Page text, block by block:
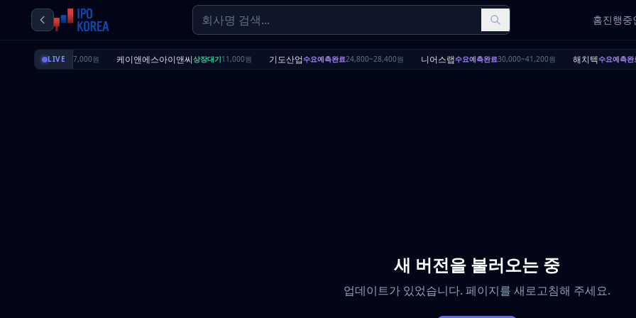
홈진행중
LIVE
딜리셔스상장대기 7,000원 케이앤에스아이앤씨상장대기11,000원 기도산업수요예측완료24,800~28,400원 니어스랩수요예측완료30,000~41,200원 해치텍수요예측완
새 버전을 불러오는 중
업데이트가 있었습니다. 페이지를 새로고침해 주세요.